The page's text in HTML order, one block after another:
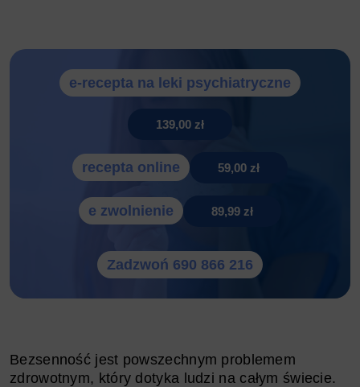
e-recepta na leki psychiatryczne
139,00 zł
recepta online 59,00 zł
e zwolnienie 89,99 zł
Zadzwoń 690 866 216
Bezsenność jest powszechnym problemem
zdrowotnym, który dotyka ludzi na całym świecie.